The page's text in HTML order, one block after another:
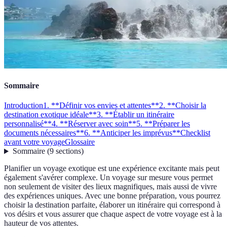
Sommaire
Introduction1. **Définir vos envies et attentes**2. **Choisir la
destination exotique idéale**3. **Établir un itinéraire
personnalisé**4. **Réserver avec soin**5. **Préparer les
documents nécessaires**6. **Anticiper les imprévus**Checklist
avant votre voyageGlossaire
Sommaire(9 sections)
Planifier un voyage exotique est une expérience excitante mais peut
également s'avérer complexe. Un voyage sur mesure vous permet
non seulement de visiter des lieux magnifiques, mais aussi de vivre
des expériences uniques. Avec une bonne préparation, vous pourrez
choisir la destination parfaite, élaborer un itinéraire qui correspond à
vos désirs et vous assurer que chaque aspect de votre voyage est à la
hauteur de vos attentes.